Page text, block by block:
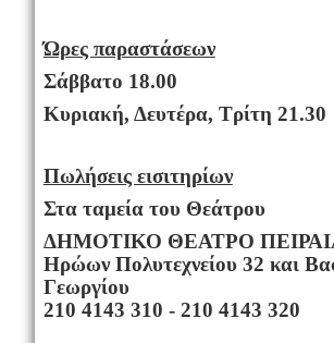
Ώρες παραστάσεων
Σάββατο 18.00
Κυριακή, Δευτέρα, Τρίτη 21.30
Πωλήσεις εισιτηρίων
Στα ταμεία του Θεάτρου
ΔΗΜΟΤΙΚΟ ΘΕΑΤΡΟ
Ηρώων Πολυτεχνείου 32 και
Γεωργίου
210 4143 310 - 210 4143 320